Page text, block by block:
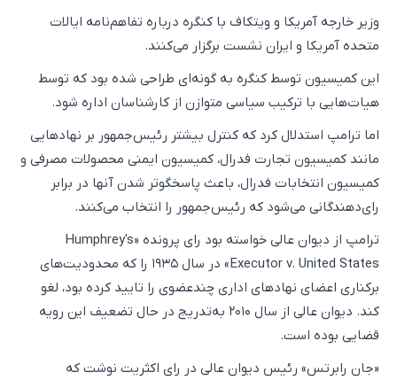
وزیر خارجه آمریکا و ویتکاف با کنگره درباره تفاهم‌نامه ایالات
متحده آمریکا و ایران نشست برگزار می‌کنند.
این کمیسیون توسط کنگره به گونه‌ای طراحی شده بود که توسط
هیات‌هایی با ترکیب سیاسی متوازن از کارشناسان اداره شود.
اما ترامپ استدلال کرد که کنترل بیشتر رئیس‌جمهور بر نهاد‌هایی
مانند کمیسیون تجارت فدرال، کمیسیون ایمنی محصولات مصرفی و
کمیسیون انتخابات فدرال، باعث پاسخگوتر شدن آنها در برابر
رای‌دهندگانی می‌شود که رئیس‌جمهور را انتخاب می‌کنند.
ترامپ از دیوان عالی خواسته بود رای پرونده «Humphrey's
Executor v. United States» در سال ۱۹۳۵ را که محدودیت‌های
برکناری اعضای نهاد‌های اداری چندعضوی را تایید کرده بود، لغو
کند. دیوان عالی از سال ۲۰۱۰ به‌تدریج در حال تضعیف این رویه
قضایی بوده است.
«جان رابرتس» رئیس دیوان عالی در رای اکثریت نوشت که